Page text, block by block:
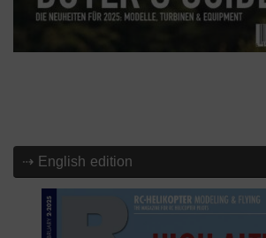
⇢ English edition